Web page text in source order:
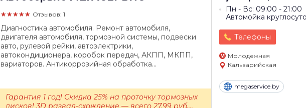
★★★★★ Отзывов: 1
Пн - Вс: 09:00 - 21:00
Автомойка
Телефоны
Молодежная
Кальварийская
megaservice.by
Диагностика автомобиля. Ремонт автомобиля,
двигателя автомобиля, тормозной системы, подвески
авто, рулевой рейки, автоэлектрики,
автокондиционера, коробок передач, АКПП, МКПП,
вариаторов. Антикоррозийная обработка...
Гарантия 1 год! Скидка 25% на проточку тормозных
дисков! 3D развал-схождение — всего 27.99 руб....